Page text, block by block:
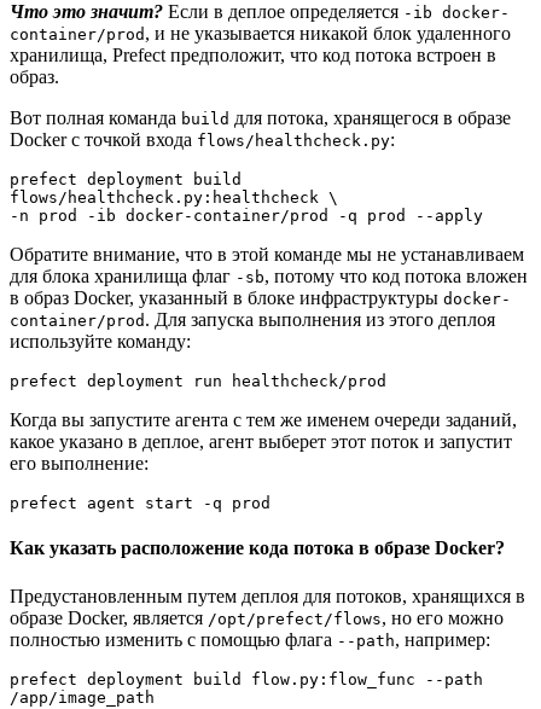
Что это значит? Если в деплое определяется -ib docker-
container/prod , и не указывается никакой блок удаленного
хранилища, Prefect предположит, что код потока встроен в
образ.
Вот полная команда build для потока, хранящегося в образе
Docker с точкой входа flows/healthcheck.py:
prefect deployment build
flows/healthcheck.py:healthcheck \
-n prod -ib docker-container/prod -q prod --apply
Обратите внимание, что в этой команде мы не устанавливаем
для блока хранилища флаг -sb, потому что код потока вложен
в образ Docker, указанный в блоке инфраструктуры docker-
container/prod . Для запуска выполнения из этого деплоя
используйте команду:
prefect deployment run healthcheck/prod
Когда вы запустите агента с тем же именем очереди заданий,
какое указано в деплое, агент выберет этот поток и запустит
его выполнение:
prefect agent start -q prod
Как указать расположение кода потока в образе Docker?
Предустановленным путем деплоя для потоков, хранящихся в
образе Docker, является /opt/prefect/flows, но его можно
полностью изменить с помощью флага --path, например:
prefect deployment build flow.py:flow_func --path
/app/image_path